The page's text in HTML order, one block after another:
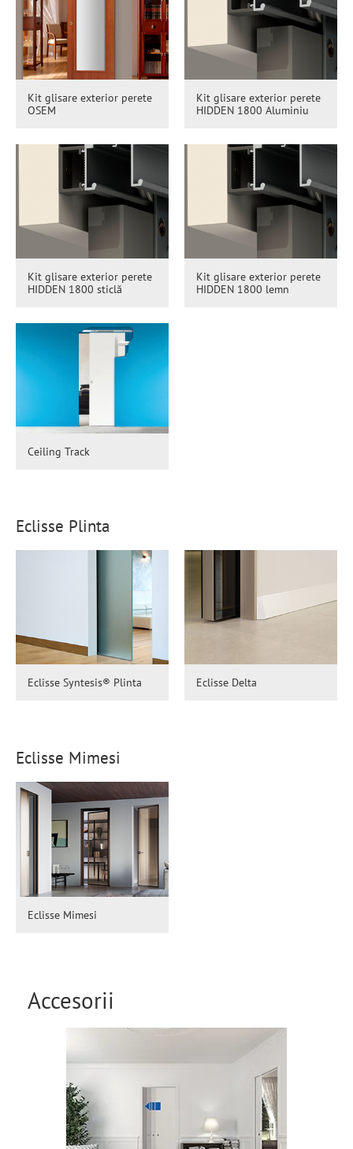
Kit glisare exterior perete
OSEM
Kit glisare exterior perete
HIDDEN 1800 Aluminiu
Kit glisare exterior perete
HIDDEN 1800 sticlă
Kit glisare exterior perete
HIDDEN 1800 lemn
Ceiling Track
Eclisse Plinta
Eclisse Syntesis® Plinta Eclisse Delta
Eclisse Mimesi
Eclisse Mimesi
Accesorii